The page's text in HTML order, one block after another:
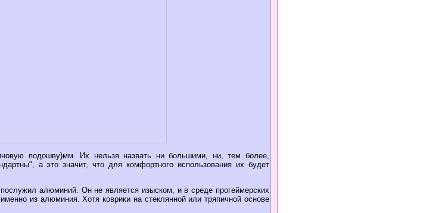
подошву)мм. Их нельзя назвать ни большими, ни, тем более,
а это значит, что для комфортного использования их будет
алюминий. Он не является изыском, и в среде прогеймерских
из алюминия. Хотя коврики на стеклянной или тряпичной основе